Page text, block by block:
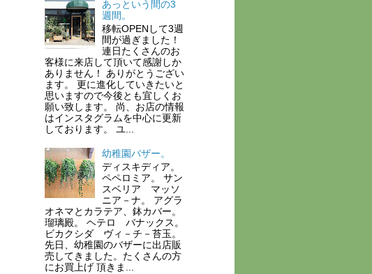
あっという間の3
週間。
移転OPENして3週
間が過ぎました！
連日たくさんのお
客様に来店して頂いて感謝しか
ありません！ ありがとうござい
ます。 更に進化していきたいと
思いますので今後とも宜しくお
願い致します。 尚、お店の情報
はインスタグラムを中心に更新
しております。 ユ...
幼稚園バザー。
ディスキディア。
ペペロミア。 サン
スベリア マッソ
ニア－ナ。 アグラ
オネマとカラテア、鉢カバー。
瑠璃殿。 ヘテロ バナックス。
ビカクシダ ヴィ－チ－苔玉。
先日、幼稚園のバザーに出店販
売してきました。たくさんの方
にお買上げ 頂きま...